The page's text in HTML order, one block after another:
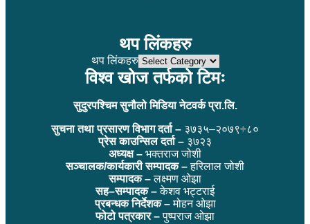
थप लिंकहरु
थप लिंकहरु
विश्व खोज तर्फको टिमः
सुदुरपश्चिम सुनौलो मिडिया नेटवर्क प्रा.लि.
सुचना तथा प्रसारण विभाग दर्ता – ३७३५–२०७९÷८०
प्रेस काउन्सिल दर्ता – ३७२३
अध्यक्ष – भक्तराज जोशी
सञ्चालक/कार्यकारी सम्पादक –हरिलाल जोशी
सम्पादक –लक्ष्मण ओझा
सह–सम्पादक –केशव भट्टराई
प्रबन्धक निर्देशक –मोहन ओझा
फोटो पत्रकार –पुष्पराज ओझा